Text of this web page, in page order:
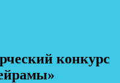
конкурс